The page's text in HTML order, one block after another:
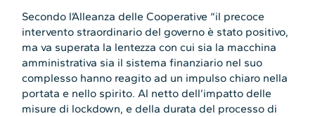
Secondo l’Alleanza delle Cooperative “il precoce
intervento straordinario del governo è stato positivo,
ma va superata la lentezza con cui sia la macchina
amministrativa sia il sistema finanziario nel suo
complesso hanno reagito ad un impulso chiaro nella
portata e nello spirito. Al netto dell’impatto delle
misure di lockdown, e della durata del processo di